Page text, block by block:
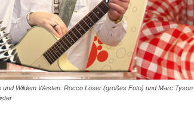
und Wildem Westen: Rocco Löser (großes Foto) und Marc